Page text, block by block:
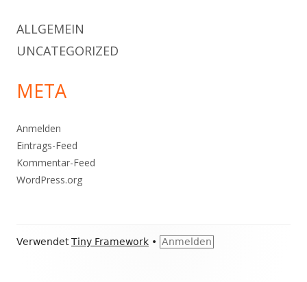
ALLGEMEIN
UNCATEGORIZED
META
Anmelden
Eintrags-Feed
Kommentar-Feed
WordPress.org
Footer
VerwendetTiny Framework • Anmelden